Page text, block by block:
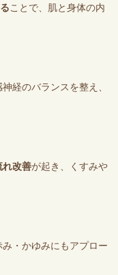
ことで、肌と身体の内
経のバランスを整え、
れ改善が起き、くすみや
・かゆみにもアプロー